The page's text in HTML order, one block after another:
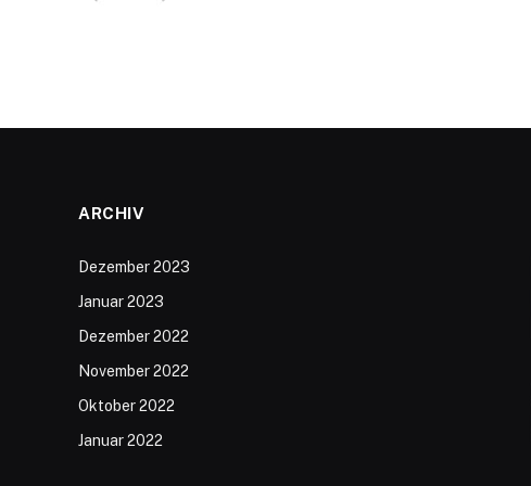
ARCHIV
Dezember 2023
Januar 2023
Dezember 2022
November 2022
Oktober 2022
Januar 2022